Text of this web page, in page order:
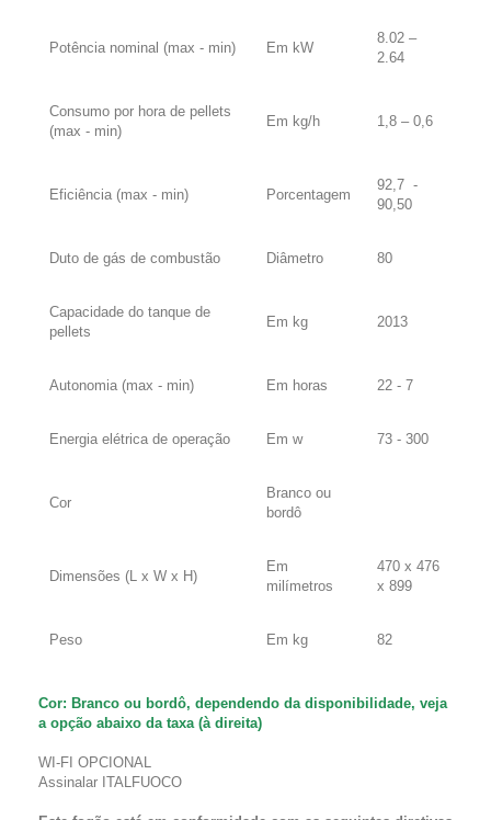
Potência nominal (max - min) Em kW
8.02 –
2.64
Consumo por hora de pellets
(max - min)
Em kg/h 1,8 – 0,6
Eficiência (max - min) Porcentagem
92,7 -
90,50
Duto de gás de combustão Diâmetro 80
Capacidade do tanque de
pellets
Em kg 2013
Autonomia (max - min) Em horas 22 - 7
Energia elétrica de operação Em w 73 - 300
Cor
Branco ou
bordô
Dimensões (L x W x H)
Em
milímetros
470 x 476
x 899
Peso Em kg 82
Cor: Branco ou bordô, dependendo da disponibilidade, veja
a opção abaixo da taxa (à direita)
WI-FI OPCIONAL
Assinalar ITALFUOCO